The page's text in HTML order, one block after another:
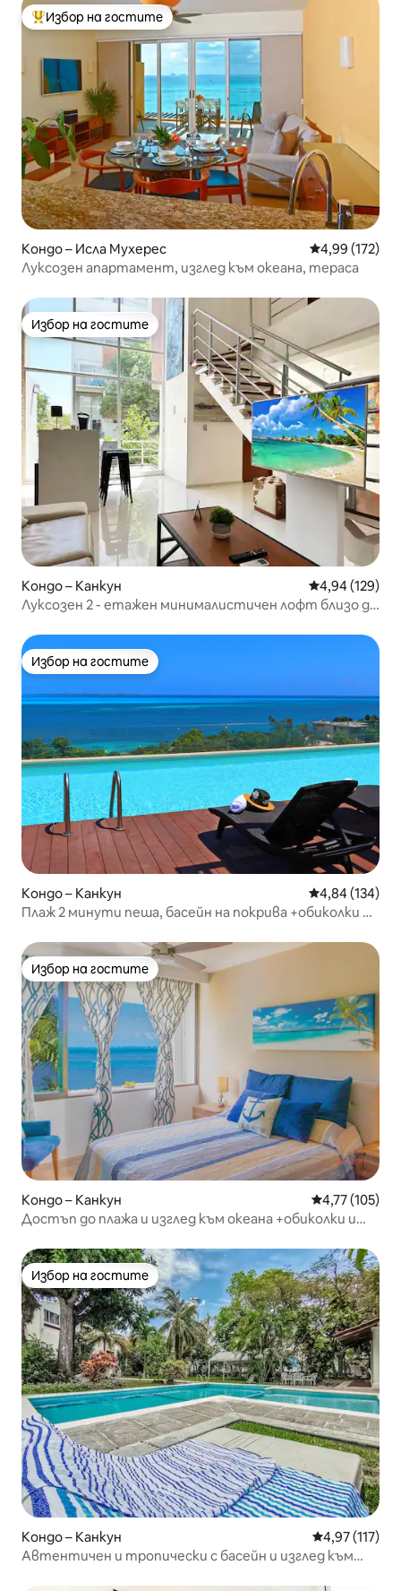
Най-популярен избор на гостите
Избор на гостите
Кондо – Исла Мухерес Средна
4,99 (172)
Луксозен апартамент, изглед към океана, тераса
Избор на гостите
Избор на гостите
Кондо – Канкун Средна
4,94 (129)
Луксозен 2 - етажен минималистичен лофт близо до
Избор на гостите
Избор на гостите
Кондо – Канкун Средна
4,84 (134)
Плаж 2 минути пеша, басейн на покрива +обиколки и
Избор на гостите
Избор на гостите
Кондо – Канкун Средна
4,77 (105)
Достъп до плажа и изглед към океана +обиколки и
Избор на гостите
Избор на гостите
Кондо – Канкун Средна
4,97 (117)
Автентичен и тропически с басейн и изглед към